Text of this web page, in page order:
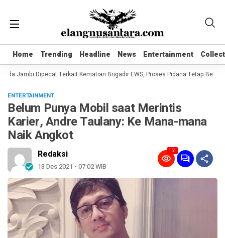
Home Trending Headline News Entertainment
Home Trending Headline News Entertainment
Jambi Dipecat Terkait Kematian Brigadir EWS, Proses Pidana Tetap Berjalan
ENTERTAINMENT
Belum Punya Mobil saat Merintis
Karier, Andre Taulany: Ke Mana-mana
Naik Angkot
Redaksi
13 Des 2021 - 07:02 WIB
151